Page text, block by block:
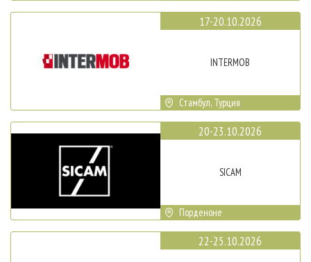
17-20.10.2026
INTERMOB
Стамбул, Турция
20-23.10.2026
SICAM
Порденоне
22-25.10.2026